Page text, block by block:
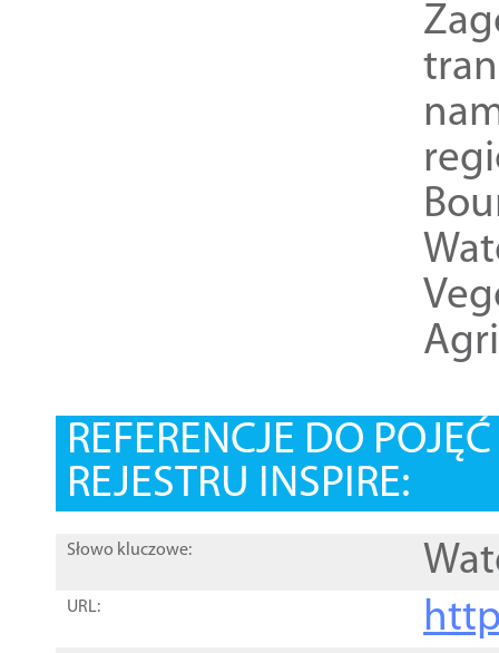
REFERENCJE DO
REJESTRU INSPIRE:
Słowo kluczowe:
URL: